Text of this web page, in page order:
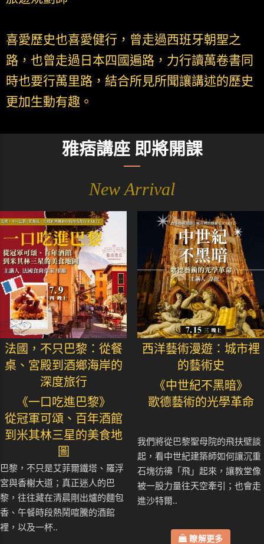
喜愛歷史也喜愛健行，曾走過西班牙朝聖之
路，也曾走過日本四國遍路，力行讀萬卷書同
時也要行萬里路，結合所見所聞讓講述的歷史
更加生動有趣。
雅痞講座 即將開課
New Arrival
法國，不只巴黎：從餐
桌、宮殿到酒鄉海岸的
深度旅行
《一口吃進巴黎》
從冠軍可頌、百年酒館
到米其林三星的美食地
圖
巴黎，不只是艾菲爾鐵塔、羅浮
宮與香榭大道；真正迷人的巴
黎，往往藏在清晨剛出爐的麵包
香、午餐時段熱鬧喧騰的酒館
裡，以及一杯..
西洋藝術漫遊：城市裡
的藝術史
《中世紀不黑暗》
歌德藝術的光學革命
我們將從巴黎聖母院的飛扶壁談
起，看中世紀建築師如何讓沉重
石塊彷彿「飛」起來，讓教堂像
被一股力量往天空牽引；也會走
進沙特爾..
瞭解更多